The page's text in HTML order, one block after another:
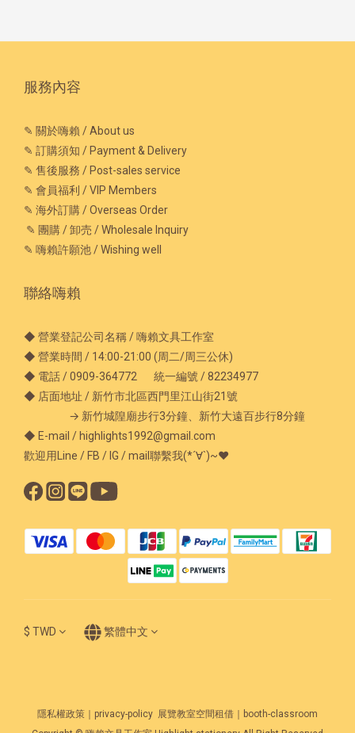
服務內容
✎ 關於嗨賴 / About us
✎ 訂購須知 / Payment & Delivery
✎ 售後服務 / Post-sales service
✎ 會員福利 / VIP Members
✎ 海外訂購 / Overseas Order
✎ 團購 / 卸売 / Wholesale Inquiry
✎ 嗨賴許願池 / Wishing well
聯絡嗨賴
◆ 營業登記公司名稱 / 嗨賴文具工作室
◆ 營業時間 / 14:00-21:00 (周二/周三公休)
◆ 電話 / 0909-364772 統一編號 / 82234977
◆ 店面地址 / 新竹市北區西門里江山街21號
→ 新竹城隍廟步行3分鐘、新竹大遠百步行8分鐘
◆ E-mail / highlights1992@gmail.com
歡迎用Line / FB / IG / mail聯繫我(*´∀`)~♥
$ TWD 繁體中文
隱私權政策｜privacy-policy 展覽教室空間租借｜booth-classroom